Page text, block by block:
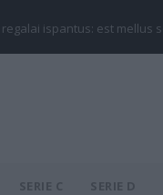
regalai ispantus: est
SERIE C SERIE D